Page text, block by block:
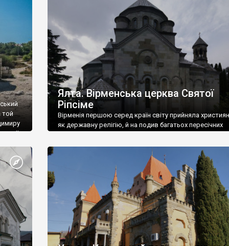
та
називаються «повстяками» (postaki)…” “Вино. Крим
виробляє відмінне вино і його вдосталь: воно все
легке біле і дуже […]
той
ІІ,
Ялта. Вірменська церква Святої
Ріпсіме
Вірменія першою серед країн світу прийняла
як державну релігію, й на подив багатьох пересічних